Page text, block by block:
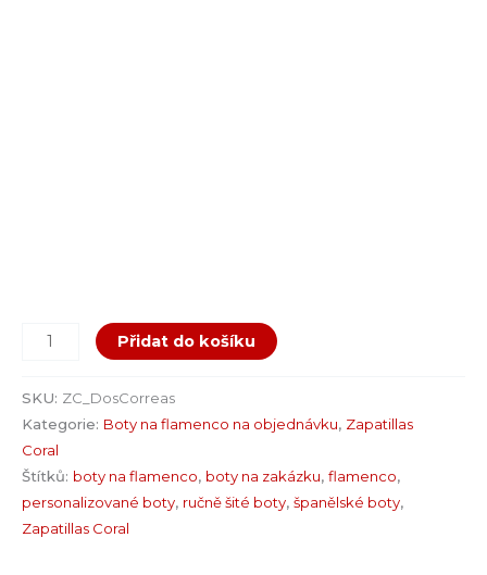
Přidat do košíku
SKU: ZC_DosCorreas
Kategorie: Boty na flamenco na objednávku, Zapatillas
Coral
Štítků: boty na flamenco, boty na zakázku, flamenco,
personalizované boty, ručně šité boty, španělské boty,
Zapatillas Coral